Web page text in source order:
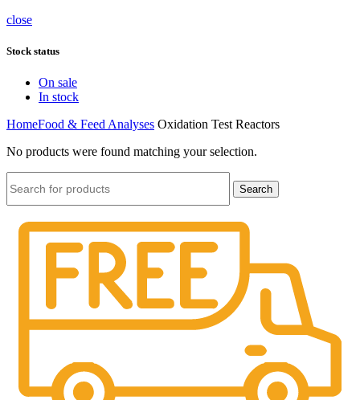
close
Stock status
On sale
In stock
HomeFood & Feed Analyses Oxidation Test Reactors
No products were found matching your selection.
Search